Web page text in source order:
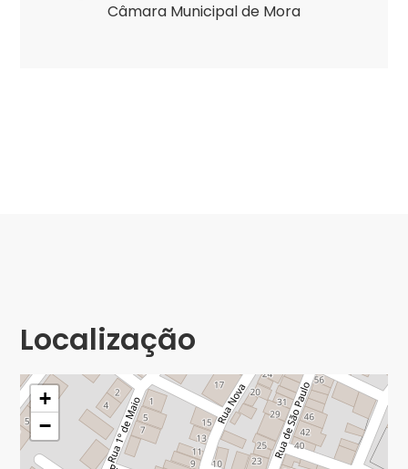
Câmara Municipal de Mora
Localização
+
−